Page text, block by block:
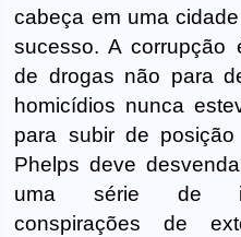
cabeça em uma
sucesso. A corrupção
de drogas não para
homicídios nunca
para subir de
Phelps deve
uma série de
conspirações de